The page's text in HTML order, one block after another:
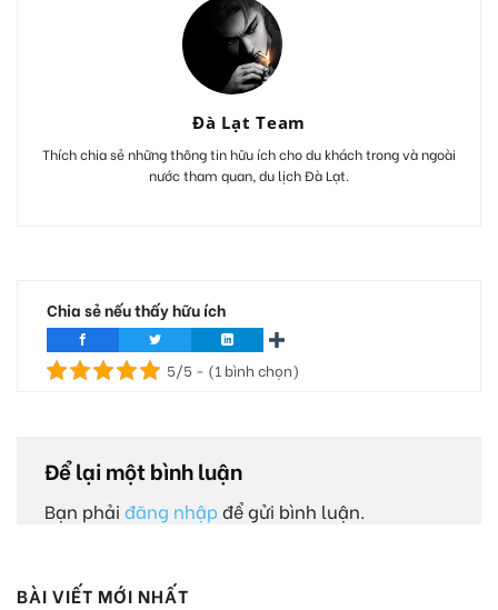
Đà Lạt Team
Thích chia sẻ những thông tin hữu ích cho du khách trong và ngoài
nước tham quan, du lịch Đà Lạt.
Chia sẻ nếu thấy hữu ích
5/5 - (1 bình chọn)
Để lại một bình luận
Bạn phải đăng nhập để gửi bình luận.
BÀI VIẾT MỚI NHẤT